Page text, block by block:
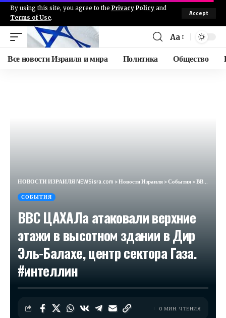
By using this site, you agree to the Privacy Policy and
Terms of Use.
Accept
Aa
Все новости Израиля и мира Политика Общество
НОВОСТИ ИЗРАИЛЯ NEWSisra.com >Новости Израиля>События>ВВС ЦАХАЛа атаковали верхние этажи в высотном здании в Дир Эль-Балахе, центр сектора Газа. #интеллин
СОБЫТИЯ
ВВС ЦАХАЛа атаковали верхние
этажи в высотном здании в Дир
Эль-Балахе, центр сектора Газа.
#интеллин
0 МИН. ЧТЕНИЯ